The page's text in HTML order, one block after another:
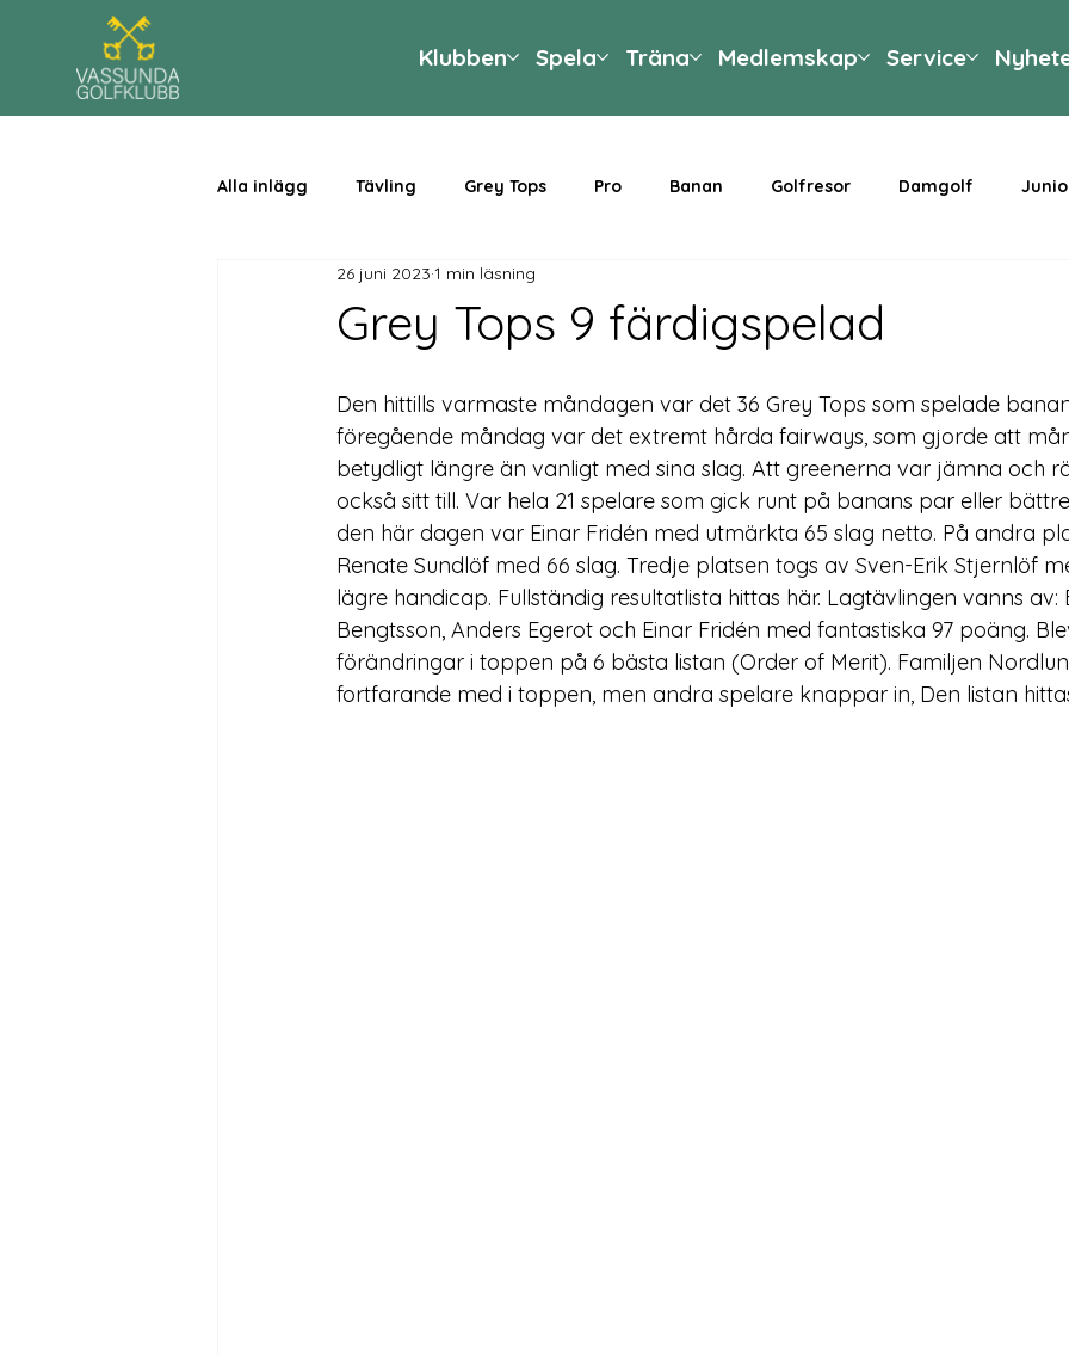
Klubben Spela Träna Medlemskap Service
Alla inlägg Tävling Grey Tops Pro Banan Golfresor Damgolf
Grey Tops 9 färdigspelad
26 juni 2023 1 min läsning
Den hittills varmaste måndagen var det 36 Grey Tops som spelade
föregående måndag var det extremt hårda fairways, som gjorde att
betydligt längre än vanligt med sina slag. Att greenerna var jämna och
också sitt till. Var hela 21 spelare som gick runt på banans par eller
den här dagen var Einar Fridén med utmärkta 65 slag netto. På andra
Renate Sundlöf med 66 slag. Tredje platsen togs av Sven-Erik Stjernlöf
lägre handicap. Fullständig resultatlista hittas här. Lagtävlingen vanns av:
Bengtsson, Anders Egerot och Einar Fridén med fantastiska 97 poäng.
förändringar i toppen på 6 bästa listan (Order of Merit). Familjen
fortfarande med i toppen, men andra spelare knappar in, Den listan